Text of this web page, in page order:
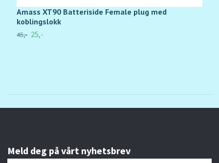
Amass XT90 Batteriside Female plug med
koblingslokk
45,- 25,-
Meld deg på vårt nyhetsbrev